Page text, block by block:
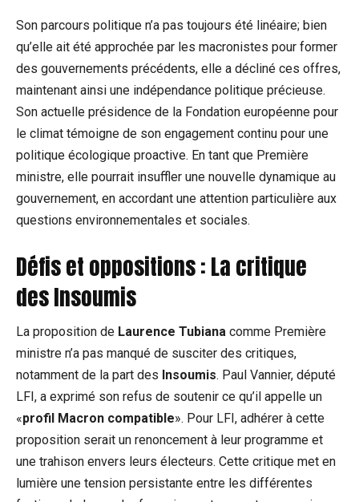
Son parcours politique n’a pas toujours été linéaire; bien
qu’elle ait été approchée par les macronistes pour former
des gouvernements précédents, elle a décliné ces offres,
maintenant ainsi une indépendance politique précieuse.
Son actuelle présidence de la Fondation européenne pour
le climat témoigne de son engagement continu pour une
politique écologique proactive. En tant que Première
ministre, elle pourrait insuffler une nouvelle dynamique au
gouvernement, en accordant une attention particulière aux
questions environnementales et sociales.
Défis et oppositions : La critique
des Insoumis
La proposition de Laurence Tubiana comme Première
ministre n’a pas manqué de susciter des critiques,
notamment de la part des Insoumis. Paul Vannier, député
LFI, a exprimé son refus de soutenir ce qu’il appelle un
«profil Macron compatible». Pour LFI, adhérer à cette
proposition serait un renoncement à leur programme et
une trahison envers leurs électeurs. Cette critique met en
lumière une tension persistante entre les différentes